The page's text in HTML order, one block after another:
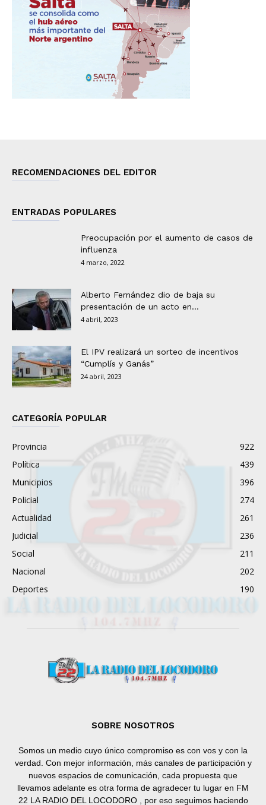
RECOMENDACIONES DEL EDITOR
ENTRADAS POPULARES
Preocupación por el aumento de casos de
influenza
4 marzo, 2022
Alberto Fernández dio de baja su
presentación de un acto en...
4 abril, 2023
El IPV realizará un sorteo de incentivos
“Cumplís y Ganás”
24 abril, 2023
CATEGORÍA POPULAR
Provincia
922
Política
439
Municipios
396
Policial
274
Actualidad
261
Judicial
236
Social
211
Nacional
202
Deportes
190
SOBRE NOSOTROS
Somos un medio cuyo único compromiso es con vos y con la
verdad. Con mejor información, más canales de participación y
nuevos espacios de comunicación, cada propuesta que
llevamos adelante es otra forma de agradecer tu lugar en FM
22 LA RADIO DEL LOCODORO , por eso seguimos haciendo